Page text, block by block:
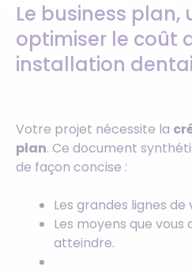
Le business
optimiser le coût
installation
Votre projet nécessite la
plan. Ce document
de façon concise :
Les grandes lignes
Les moyens que
atteindre.